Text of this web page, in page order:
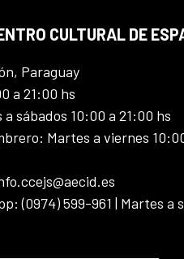
CULTURAL DE
Paraguay
a 21:00 hs
sábados 10:00 a 21:00 hs
Martes a viernes
(0974) 599-961 | Martes a